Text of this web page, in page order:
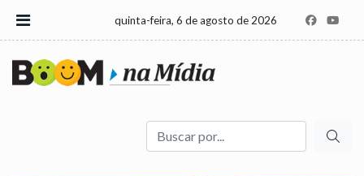
quinta-feira, 6 de agosto de 2026
Buscar